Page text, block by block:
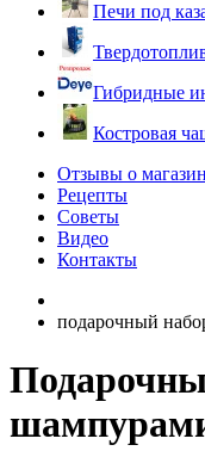
Печи под
Гибридные
Костровая
Отзывы о
Рецепты
Советы
Видео
Контакты
подарочный